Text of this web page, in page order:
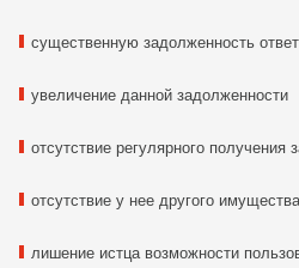
существенную задолженность
увеличение данной задолженности
отсутствие регулярного получения
отсутствие у нее другого
лишение истца возможности